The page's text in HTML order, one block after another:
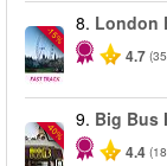
-15%
8. London
4.7
-40%
9. Big Bus
4.4